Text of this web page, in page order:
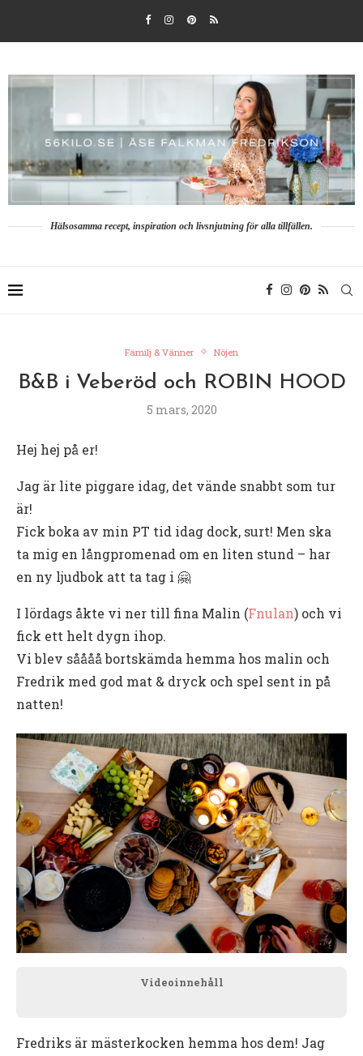
Hälsosamma recept, inspiration och livsnjutning för alla tillfällen.
Familj & Vänner Nöjen
B&B i Veberöd och ROBIN HOOD
5 mars, 2020
Hej hej på er!
Jag är lite piggare idag, det vände snabbt som tur
är!
Fick boka av min PT tid idag dock, surt! Men ska
ta mig en långpromenad om en liten stund – har
en ny ljudbok att ta tag i 🤗
I lördags åkte vi ner till fina Malin (Fnulan) och vi
fick ett helt dygn ihop.
Vi blev såååå bortskämda hemma hos malin och
Fredrik med god mat & dryck och spel sent in på
natten!
Videoinnehåll
Fredriks är mästerkocken hemma hos dem! Jag